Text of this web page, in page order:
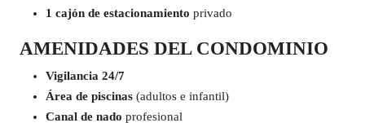
1 cajón de estacionamiento privado
AMENIDADES DEL CONDOMINIO
Vigilancia 24/7
Área de piscinas (adultos e infantil)
Canal de nado profesional